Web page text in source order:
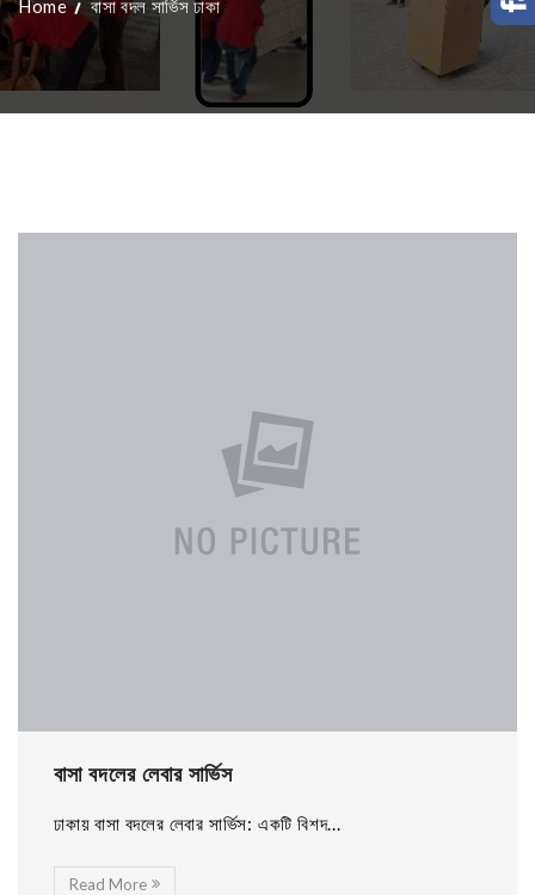
Home বাসা বদল সার্ভিস ঢাকা
বাসা বদলের লেবার সার্ভিস
ঢাকায় বাসা বদলের লেবার সার্ভিস: একটি বিশদ...
Read More